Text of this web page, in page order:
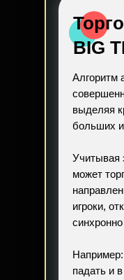
Алгоритм
выделяя
больших
Учитывая
может
игроки,
падать и
BIG